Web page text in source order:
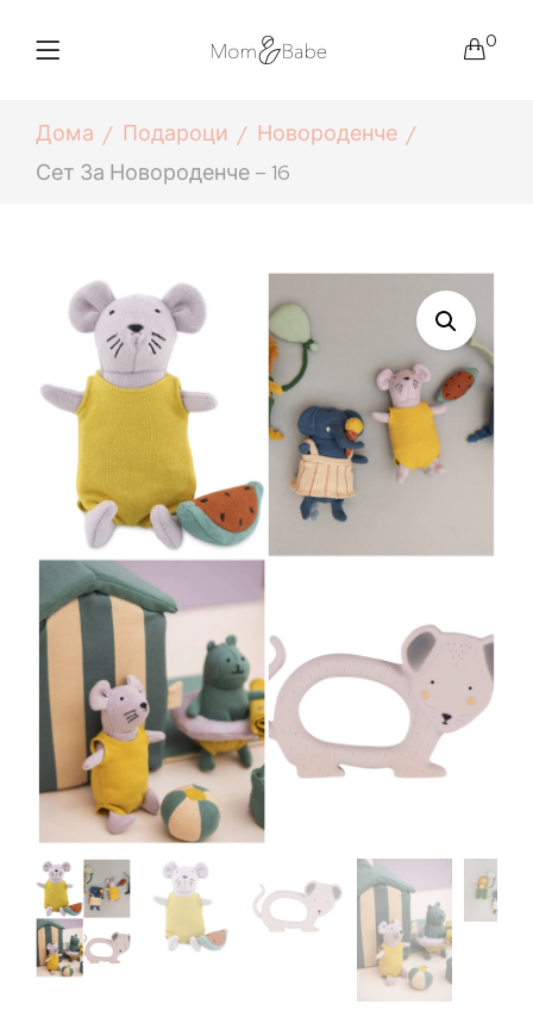
0
Дома Подароци
Новороденче
Сет За Новороденче – 16